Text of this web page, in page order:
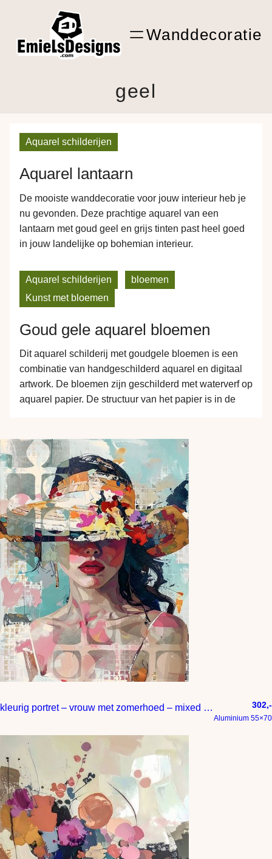
inhoud
Shop Kunst
Wanddecoratie
geel
Aquarel schilderijen
Aquarel lantaarn
De mooiste wanddecoratie voor jouw interieur heb je
nu gevonden. Deze prachtige aquarel van een
lantaarn met goud geel en grijs tinten past heel goed
in jouw landelijke op bohemian interieur.
Aquarel schilderijen
bloemen
Kunst met bloemen
Goud gele aquarel bloemen
Dit aquarel schilderij met goudgele bloemen is een
combinatie van handgeschilderd aquarel en digitaal
artwork. De bloemen zijn geschilderd met waterverf op
aquarel papier. De structuur van het papier is in de
structuur…
kleurig portret – vrouw met zomerhoed – mixed media 302,-
Aluminium 55×70